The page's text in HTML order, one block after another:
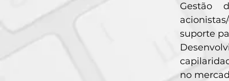
Gestão
suporte
no